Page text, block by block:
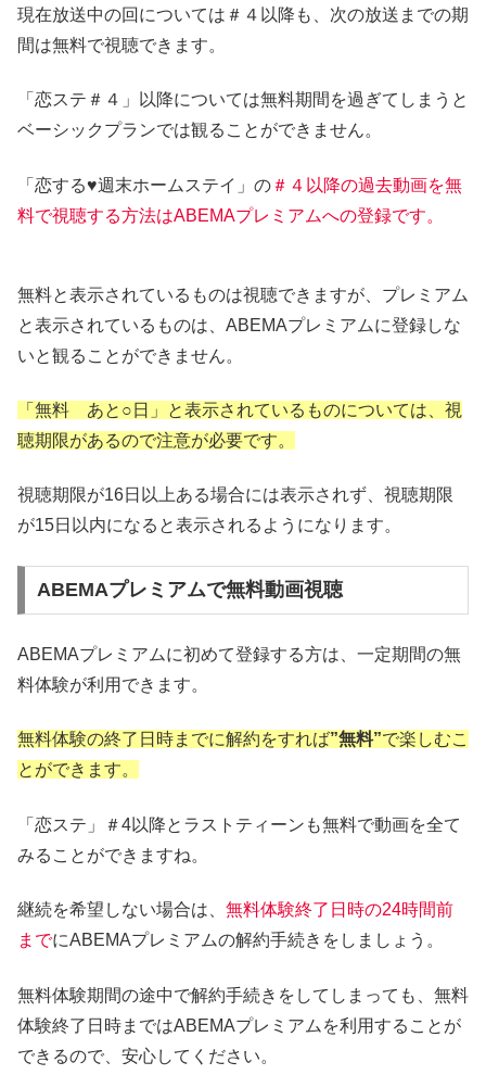
現在放送中の回については＃４以降も、次の放送までの期
間は無料で視聴できます。
「恋ステ＃４」以降については無料期間を過ぎてしまうと
ベーシックプランでは観ることができません。
「恋する♥週末ホームステイ」の＃４以降の過去動画を無
料で視聴する方法はABEMAプレミアムへの登録です。
無料と表示されているものは視聴できますが、プレミアム
と表示されているものは、ABEMAプレミアムに登録しな
いと観ることができません。
「無料 あと○日」と表示されているものについては、視
聴期限があるので注意が必要です。
視聴期限が16日以上ある場合には表示されず、視聴期限
が15日以内になると表示されるようになります。
ABEMAプレミアムで無料動画視聴
ABEMAプレミアムに初めて登録する方は、一定期間の無
料体験が利用できます。
無料体験の終了日時までに解約をすれば”無料”で楽しむこ
とができます。
「恋ステ」＃4以降とラストティーンも無料で動画を全て
みることができますね。
継続を希望しない場合は、 無料体験終了日時の24時間前
までにABEMAプレミアムの解約手続きをしましょう。
無料体験期間の途中で解約手続きをしてしまっても、無料
体験終了日時まではABEMAプレミアムを利用することが
できるので、安心してください。